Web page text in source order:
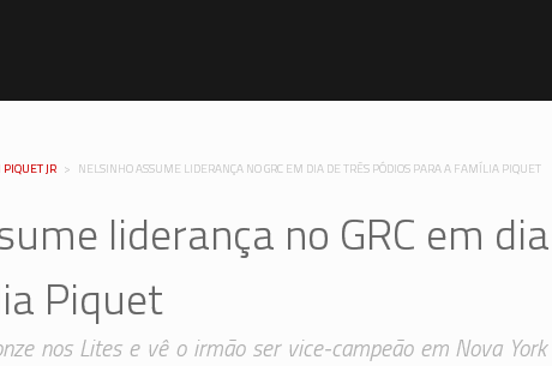
PIQUET JR > NELSINHO ASSUME LIDERANÇA NO GRC EM DIA DE TRÊS PÓDIOS PARA A FAMÍLIA PIQUET
liderança no GRC em
Piquet
nos Lites e vê o irmão ser vice-campeão em Nova